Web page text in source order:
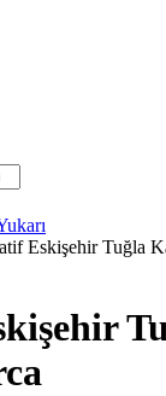
Eskişehir Tuğla